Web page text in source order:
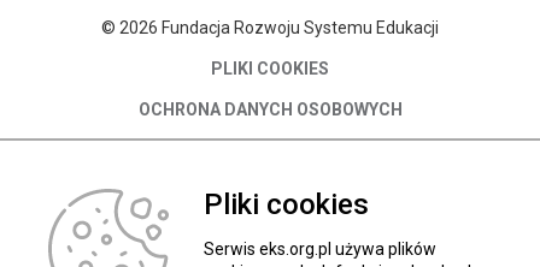
© 2026 Fundacja Rozwoju Systemu Edukacji
PLIKI COOKIES
OCHRONA DANYCH OSOBOWYCH
O Fundacji
Pliki cookies
Serwis eks.org.pl używa plików